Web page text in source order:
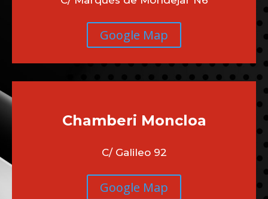
Google Map
Chamberi Moncloa
C/ Galileo 92
Google Map